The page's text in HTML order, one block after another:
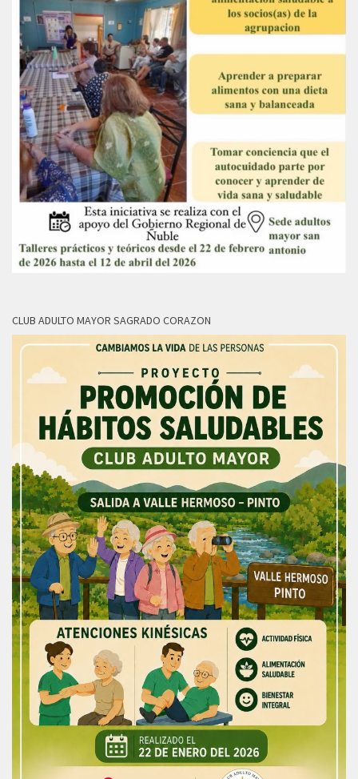
CLUB ADULTO MAYOR SAGRADO CORAZON